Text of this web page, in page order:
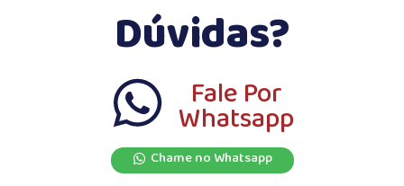
Dúvidas?
Fale Por
Whatsapp
Chame no Whatsapp